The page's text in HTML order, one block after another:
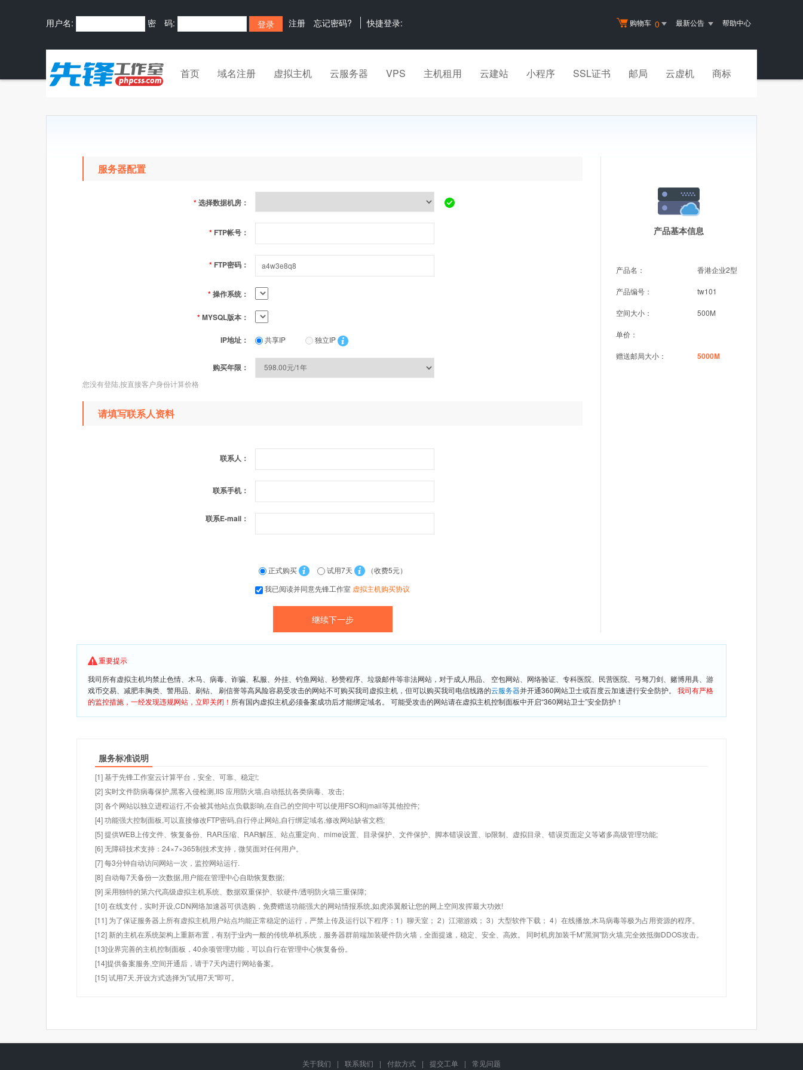
购物车 0 最新公告 帮助中心
用户名: 密 码: 注册 忘记密码? 快捷登录:
首页 域名注册 虚拟主机 云服务器 VPS 主机租用 云建站 小程序 SSL证书 邮局 云虚机 商标
产品基本信息
产品名： 香港企业2型
产品编号： tw101
空间大小： 500M
单价：
赠送邮局大小： 5000M
服务器配置
*选择数据机房：
* FTP帐号：
* FTP密码：
*操作系统：
*MYSQL版本：
IP地址： 共享IP 独立IP
购买年限：
您没有登陆,按直接客户身份计算价格
请填写联系人资料
联系人：
联系手机：
联系E-mail：
正式购买 试用7天
（收费5元）
我已阅读并同意先锋工作室 虚拟主机购买协议
重要提示
我司所有虚拟主机均禁止色情、木马、病毒、诈骗、私服、外挂、钓鱼网站、秒赞程序、垃圾邮件等非法网站，对于成人用品、 空包网站、网络验证、专科医院、民营医院、弓驽刀剑、赌博用具、游
戏币交易、减肥丰胸类、警用品、刷钻、 刷信誉等高风险容易受攻击的网站不可购买我司虚拟主机，但可以购买我司电信线路的云服务器并开通360网站卫士或百度云加速进行安全防护。 我司有严格
的监控措施，一经发现违规网站，立即关闭！ 所有国内虚拟主机必须备案成功后才能绑定域名。 可能受攻击的网站请在虚拟主机控制面板中开启“360网站卫士”安全防护！
服务标准说明
[1] 基于先锋工作室云计算平台，安全、可靠、稳定!;
[2] 实时文件防病毒保护,黑客入侵检测,IIS 应用防火墙,自动抵抗各类病毒、攻击;
[3] 各个网站以独立进程运行,不会被其他站点负载影响,在自己的空间中可以使用FSO和jmail等其他控件;
[4] 功能强大控制面板,可以直接修改FTP密码,自行停止网站,自行绑定域名,修改网站缺省文档;
[5] 提供WEB上传文件、恢复备份、RAR压缩、RAR解压、站点重定向、mime设置、目录保护、文件保护、脚本错误设置、ip限制、虚拟目录、错误页面定义等诸多高级管理功能;
[6] 无障碍技术支持：24×7×365制技术支持，微笑面对任何用户。
[7] 每3分钟自动访问网站一次，监控网站运行.
[8] 自动每7天备份一次数据,用户能在管理中心自助恢复数据;
[9] 采用独特的第六代高级虚拟主机系统、数据双重保护、软硬件/透明防火墙三重保障;
[10] 在线支付，实时开设,CDN网络加速器可供选购，免费赠送功能强大的网站情报系统,如虎添翼般让您的网上空间发挥最大功效!
[11] 为了保证服务器上所有虚拟主机用户站点均能正常稳定的运行，严禁上传及运行以下程序：1）聊天室； 2）江湖游戏； 3）大型软件下载； 4）在线播放,木马病毒等极为占用资源的程序。
[12] 新的主机在系统架构上重新布置，有别于业内一般的传统单机系统，服务器群前端加装硬件防火墙，全面提速，稳定、安全、高效。 同时机房加装千M"黑洞"防火墙,完全效抵御DDOS攻击。
[13]业界完善的主机控制面板，40余项管理功能，可以自行在管理中心恢复备份。
[14]提供备案服务,空间开通后，请于7天内进行网站备案。
[15] 试用7天.开设方式选择为"试用7天"即可。
关于我们 | 联系我们 | 付款方式 | 提交工单 | 常见问题